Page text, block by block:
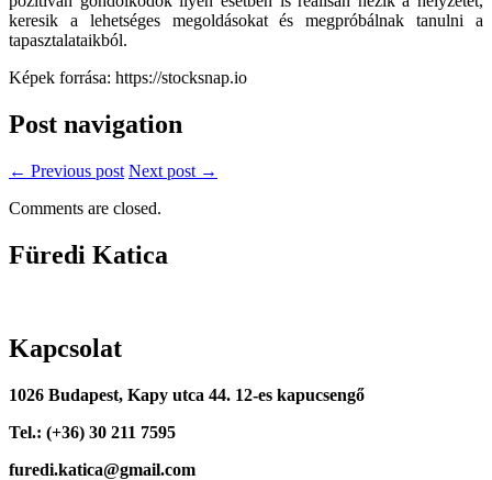
keresik a lehetséges megoldásokat és megpróbálnak tanulni a
tapasztalataikból.
Képek forrása: https://stocksnap.io
Post navigation
← Previous post Next post →
Comments are closed.
Füredi Katica
Kapcsolat
1026 Budapest, Kapy utca 44. 12-es kapucsengő
Tel.: (+36) 30 211 7595
furedi.katica@gmail.com